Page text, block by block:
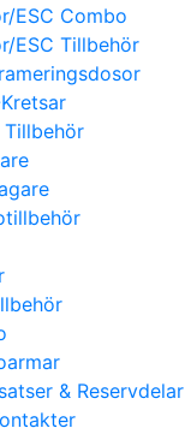
ESC Combo
ESC Tillbehör
Tillbehör
& Reservdelar